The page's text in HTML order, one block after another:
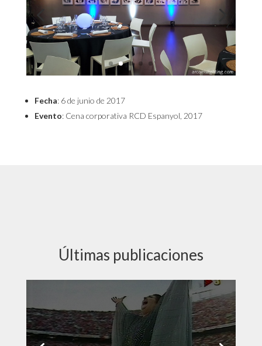
Fecha: 6 de junio de 2017
Evento: Cena corporativa RCD Espanyol, 2017
Últimas publicaciones
Homenaje a Montserrat
Caballé